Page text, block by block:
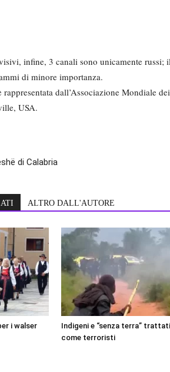
infi­ne, 3 canali sono unicamente russi;
di minore importan­za.
rappresentata dall’Associazione Mondiale
USA.
di Calabria
ALTRO DALL'AUTORE
i walser
Indigeni e “senza terra” trattati
come terroristi